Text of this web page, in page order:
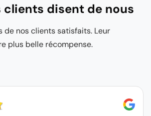
clients disent de nous
de nos clients satisfaits. Leur
plus belle récompense.